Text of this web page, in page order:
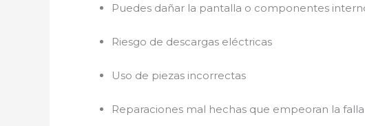
Puedes dañar la pantalla o componentes
Riesgo de descargas eléctricas
Uso de piezas incorrectas
Reparaciones mal hechas que empeoran la falla